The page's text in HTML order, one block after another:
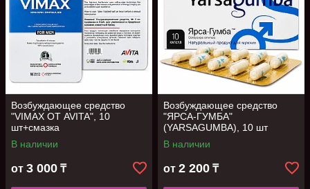
Возбуждающее средство
"VIMAX ОТ AVITA", 10
шт+смазка
В наличии
от 3 000 ₸
Возбуждающее средство
"ЯРСА-ГУМБА"
(YARSAGUMBA), 10 шт
В наличии
от 2 200 ₸